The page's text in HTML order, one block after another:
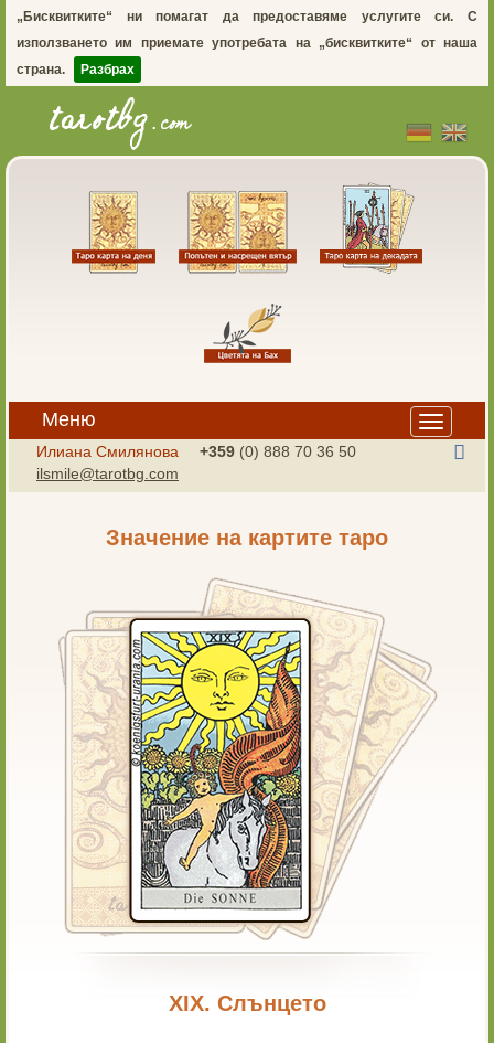
„Бисквитките“ ни помагат да предоставяме услугите си. С
използването им приемате употребата на „бисквитките“ от наша
страна.
Разбрах
Toggle
navigation
Меню
Илиана Смилянова +359 (0) 888 70 36 50
ilsmile@tarotbg.com
Значение на картите таро
ХІХ. Слънцето